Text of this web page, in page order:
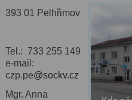
393 01 Pelhřimov
Tel.: 733 255 149
e-mail:
czp.pe@sockv.cz
Mgr. Anna